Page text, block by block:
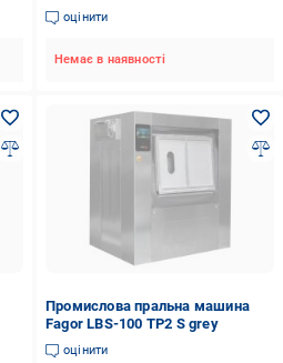
оцінити
Немає в наявності
Промислова пральна машина
Fagor LBS-100 TP2 S grey
оцінити